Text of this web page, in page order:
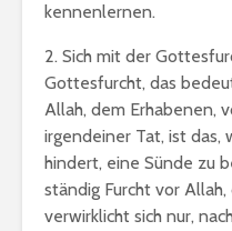
kennenlernen.
2. Sich mit der
Gottesfurcht, das
Allah, dem Erhabenen,
irgendeiner Tat, ist das,
hindert, eine Sünde zu
ständig Furcht vor
verwirklicht sich nur,